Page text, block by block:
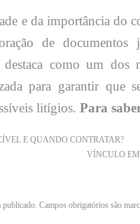
e da importância do
de
destaca como um dos
para garantir que
litígios. Para
E QUANDO CONTRATAR?
VÍNCULO
publicado. Campos obrigatórios são